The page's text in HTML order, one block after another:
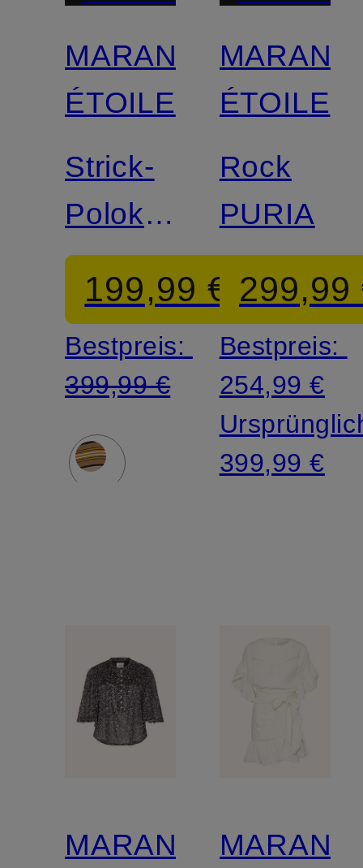
Zertifiziert
MARANT
ÉTOILE
Strick-
Polokleid
ISEA
199,99 €
Bestpreis:
399,99 €
MARANT
ÉTOILE
Rock
PURIA
299,99
Bestpreis:
254,99 €
399,99 €
MARANT
MARANT